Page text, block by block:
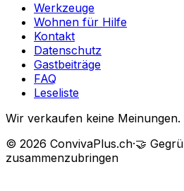
Werkzeuge
Wohnen für Hilfe
Kontakt
Datenschutz
Gastbeiträge
FAQ
Leseliste
Wir verkaufen keine
© 2026 ConvivaPlus.ch·🤝
zusammenzubringen